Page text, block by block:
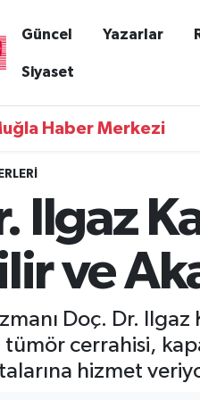
Güncel Yazarlar
Siyaset
Haber Merkezi
Ilgaz
ve
Doç. Dr.
tümör cerrahisi,
hizmet